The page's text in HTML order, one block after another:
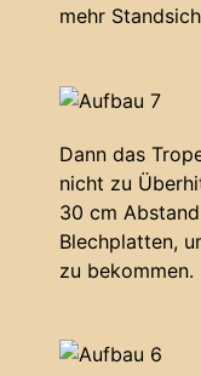
mehr
Dann das
nicht zu
30 cm
Blechplatten,
zu bekommen.